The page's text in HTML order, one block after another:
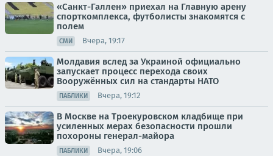
«Санкт-Галлен» приехал на Главную арену
спорткомплекса, футболисты знакомятся с
полем
СМИ Вчера, 19:17
Молдавия вслед за Украиной официально
запускает процесс перехода своих
Вооружённых сил на стандарты НАТО
ПАБЛИКИ Вчера, 19:12
В Москве на Троекуровском кладбище при
усиленных мерах безопасности прошли
похороны генерал-майора
ПАБЛИКИ Вчера, 19:06